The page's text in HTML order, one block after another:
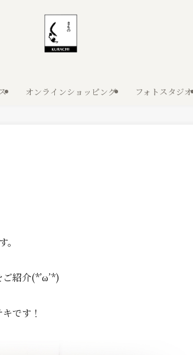
オンラインショッピング フォトスタジオ
紹介(*’ω’*)
です！